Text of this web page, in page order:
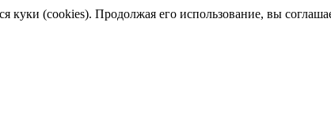
куки (cookies). Продолжая его использование, вы